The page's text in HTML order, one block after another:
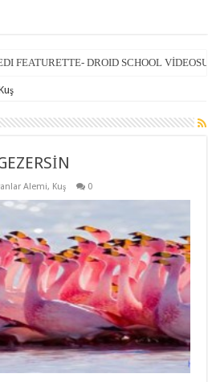
FEATURETTE- DROID SCHOOL
Alemi, Kuş 0